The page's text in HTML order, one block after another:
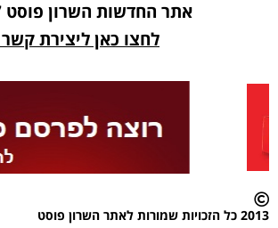
אתר החדשות השרון פוסט 24/7
לחצו כאן ליצירת קשר
2013 כל הזכויות שמורות לאתר השרון פוסט